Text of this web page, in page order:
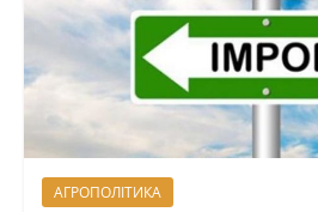
АГРОПОЛІТИКА